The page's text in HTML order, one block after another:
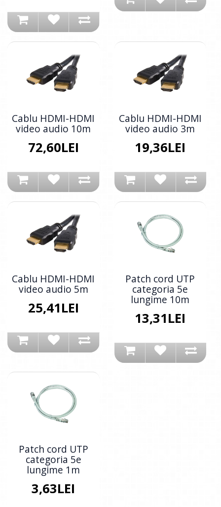
Cablu HDMI-HDMI
video audio 10m
72,60LEI
Cablu HDMI-HDMI
video audio 3m
19,36LEI
Cablu HDMI-HDMI
video audio 5m
25,41LEI
Patch cord UTP
categoria 5e
lungime 10m
13,31LEI
Patch cord UTP
categoria 5e
lungime 1m
3,63LEI